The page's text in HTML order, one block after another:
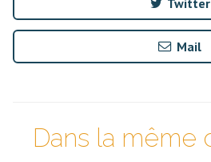
Twitter
Mail
Dans la même